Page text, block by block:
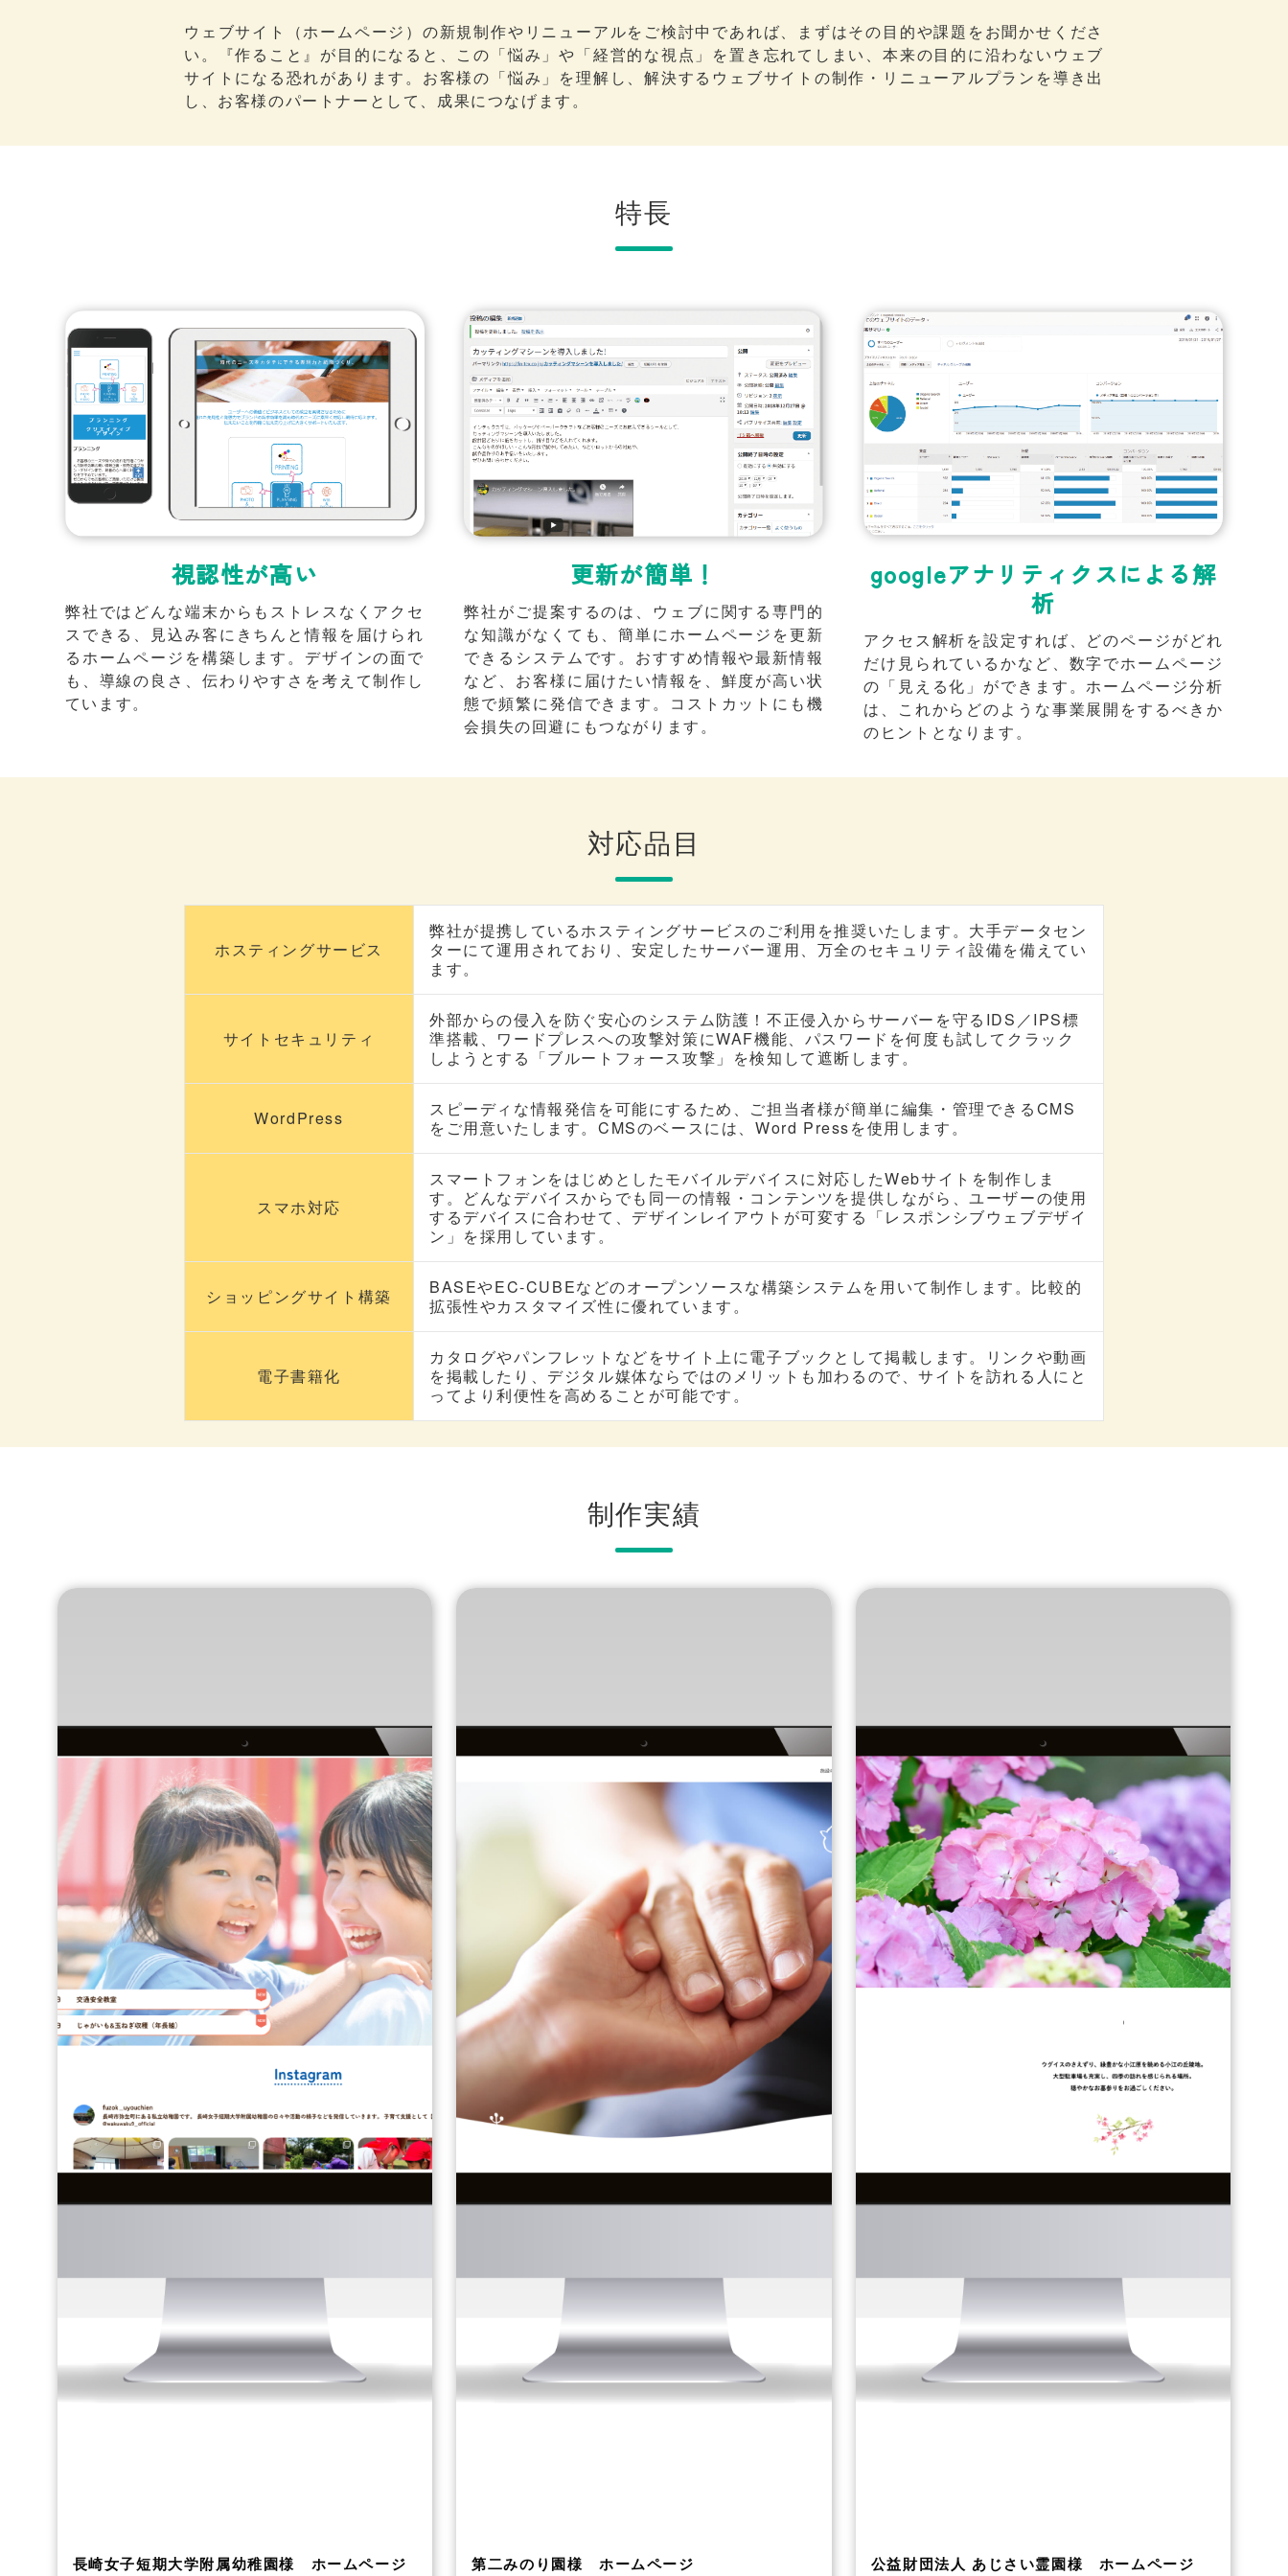
ウェブサイト（ホームページ）の新規制作やリニューアルをご検討中であれば、まずはその目的や課題をお聞かせくださ
い。『作ること』が目的になると、この「悩み」や「経営的な視点」を置き忘れてしまい、本来の目的に沿わないウェブ
サイトになる恐れがあります。お客様の「悩み」を理解し、解決するウェブサイトの制作・リニューアルプランを導き出
し、お客様のパートナーとして、成果につなげます。
特長
視認性が高い
弊社ではどんな端末からもストレスなくアクセ
スできる、見込み客にきちんと情報を届けられ
るホームページを構築します。デザインの面で
も、導線の良さ、伝わりやすさを考えて制作し
ています。
更新が簡単！
弊社がご提案するのは、ウェブに関する専門的
な知識がなくても、簡単にホームページを更新
できるシステムです。おすすめ情報や最新情報
など、お客様に届けたい情報を、鮮度が高い状
態で頻繁に発信できます。コストカットにも機
会損失の回避にもつながります。
googleアナリティクスによる解
析
アクセス解析を設定すれば、どのページがどれ
だけ見られているかなど、数字でホームページ
の「見える化」ができます。ホームページ分析
は、これからどのような事業展開をするべきか
のヒントとなります。
対応品目
ホスティングサービス
弊社が提携しているホスティングサービスのご利用を推奨いたします。大手データセン
ターにて運用されており、安定したサーバー運用、万全のセキュリティ設備を備えてい
ます。
サイトセキュリティ
外部からの侵入を防ぐ安心のシステム防護！不正侵入からサーバーを守るIDS／IPS標
準搭載、ワードプレスへの攻撃対策にWAF機能、パスワードを何度も試してクラック
しようとする「ブルートフォース攻撃」を検知して遮断します。
WordPress
スピーディな情報発信を可能にするため、ご担当者様が簡単に編集・管理できるCMS
をご用意いたします。CMSのベースには、Word Pressを使用します。
スマホ対応
スマートフォンをはじめとしたモバイルデバイスに対応したWebサイトを制作しま
す。どんなデバイスからでも同一の情報・コンテンツを提供しながら、ユーザーの使用
するデバイスに合わせて、デザインレイアウトが可変する「レスポンシブウェブデザイ
ン」を採用しています。
ショッピングサイト構築
BASEやEC-CUBEなどのオープンソースな構築システムを用いて制作します。比較的
拡張性やカスタマイズ性に優れています。
電子書籍化
カタログやパンフレットなどをサイト上に電子ブックとして掲載します。リンクや動画
を掲載したり、デジタル媒体ならではのメリットも加わるので、サイトを訪れる人にと
ってより利便性を高めることが可能です。
制作実績
長崎女子短期大学附属幼稚園様 ホームページ 第二みのり園様 ホームページ 公益財団法人 あじさい霊園様 ホームページ